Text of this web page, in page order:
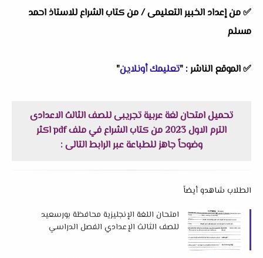
✅من إعداد الخبير التعليمى /من كتاب الشراع للاستاذ احمد
مسلم
✅الموقع الناشر : "تعليمك أونلاين"
تحميل امتحان لغة عربية تجريبى للصف الثالث الاعدادى
الترم الاول 2023 من كتاب الشراع في ملف pdf اكثر
وضوحاً جاهز للطباعة عبر الرابط التالى :
الطلاب شاهدو أيضاً
امتحان اللغة الإنجليزية محافظة بورسعيد
للصف الثالث الإعدادي الفصل الدراسي